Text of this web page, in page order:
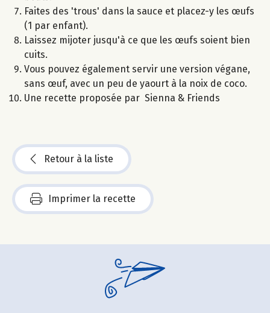
Faites des 'trous' dans la sauce et placez-y les œufs
(1 par enfant).
Laissez mijoter jusqu'à ce que les œufs soient bien
cuits.
Vous pouvez également servir une version végane,
sans œuf, avec un peu de yaourt à la noix de coco.
Une recette proposée par Sienna & Friends
Retour à la liste
Imprimer la recette